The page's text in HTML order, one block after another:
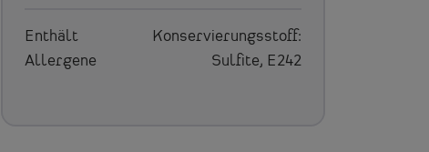
Enthält
Allergene
Konservierungsstoff:
Sulfite, E242